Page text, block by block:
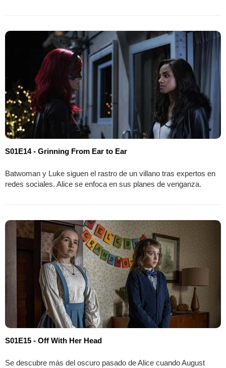
S01E14 - Grinning From Ear to Ear
Batwoman y Luke siguen el rastro de un villano tras expertos en
redes sociales. Alice se enfoca en sus planes de venganza.
S01E15 - Off With Her Head
Se descubre más del oscuro pasado de Alice cuando August